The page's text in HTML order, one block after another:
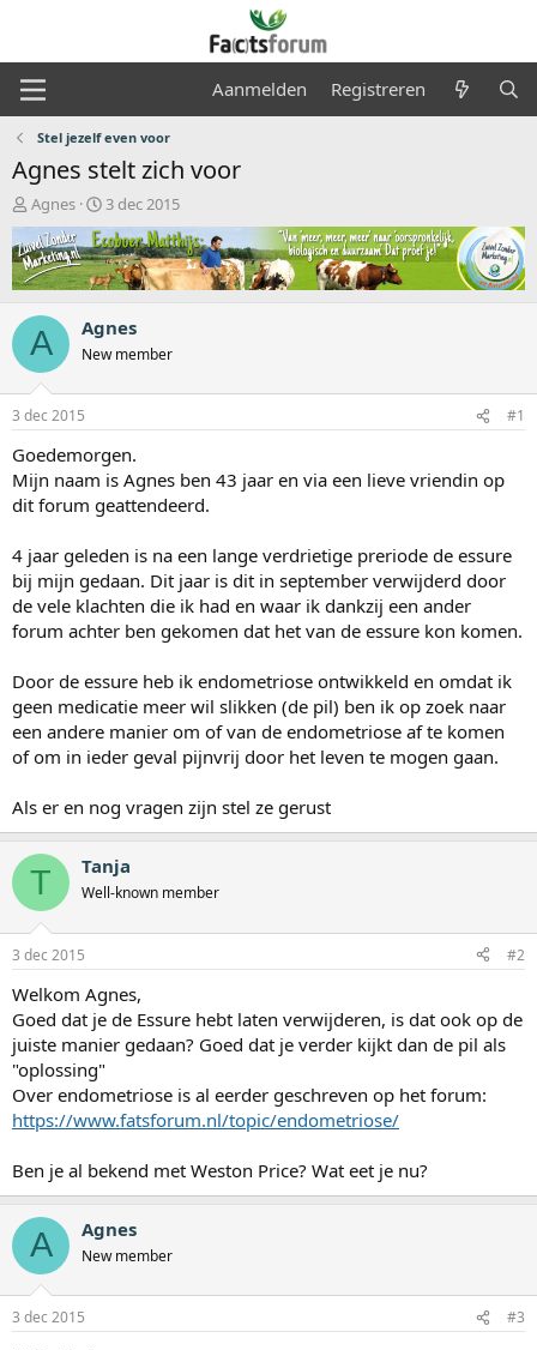
Aanmelden Registreren
Stel jezelf even voor
Agnes stelt zich voor
O
n
d
e
r
w
e
r
p
s
t
r
t
e
Agnes
S
t
a
r
t
a
t
m
3 dec 2015
A Agnes
New member
3 dec 2015 #1
Goedemorgen.
Mijn naam is Agnes ben 43 jaar en via een lieve vriendin op
dit forum geattendeerd.
4 jaar geleden is na een lange verdrietige preriode de essure
bij mijn gedaan. Dit jaar is dit in september verwijderd door
de vele klachten die ik had en waar ik dankzij een ander
forum achter ben gekomen dat het van de essure kon komen.
Door de essure heb ik endometriose ontwikkeld en omdat ik
geen medicatie meer wil slikken (de pil) ben ik op zoek naar
een andere manier om of van de endometriose af te komen
of om in ieder geval pijnvrij door het leven te mogen gaan.
Als er en nog vragen zijn stel ze gerust
T Tanja
Well-known member
3 dec 2015 #2
Welkom Agnes,
Goed dat je de Essure hebt laten verwijderen, is dat ook op de
juiste manier gedaan? Goed dat je verder kijkt dan de pil als
"oplossing"
Over endometriose is al eerder geschreven op het forum:
https://www.fatsforum.nl/topic/endometriose/
Ben je al bekend met Weston Price? Wat eet je nu?
A Agnes
New member
3 dec 2015 #3